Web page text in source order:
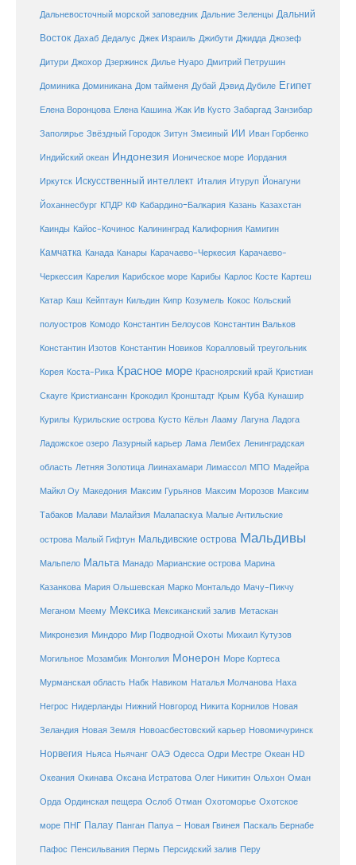
Дальневосточный морской заповедник Дальние Зеленцы Дальний
Восток Дахаб Дедалус Джек Израиль Джибути Джидда Джозеф
Дитури Джохор Дзержинск Дилье Нуаро Дмитрий Петрушин
Доминика Доминикана Дом тайменя Дубай Дэвид Дубиле Египет
Елена Воронцова Елена Кашина Жак Ив Кусто Забаргад Занзибар
Заполярье Звёздный Городок Зитун Змеиный ИИ Иван Горбенко
Индийский океан Индонезия Ионическое море Иордания
Иркутск Искусственный интеллект Италия Итуруп Йонагуни
Йоханнесбург КПДР КФ Кабардино-Балкария Казань Казахстан
Каинды Кайос-Кочинос Калининград Калифорния Камигин
Камчатка Канада Канары Карачаево-Черкесия Карачаево-
Черкессия Карелия Карибское море Карибы Карлос Косте Картеш
Катар Каш Кейптаун Кильдин Кипр Козумель Кокос Кольский
полуостров Комодо Константин Белоусов Константин Вальков
Константин Изотов Константин Новиков Коралловый треугольник
Корея Коста-Рика Красное море Красноярский край Кристиан
Скауге Кристиансанн Крокодил Кронштадт Крым Куба Кунашир
Курилы Курильские острова Кусто Кёльн Лааму Лагуна Ладога
Ладожское озеро Лазурный карьер Лама Лембех Ленинградская
область Летняя Золотица Лиинахамари Лимассол МПО Мадейра
Майкл Оу Македония Максим Гурьянов Максим Морозов Максим
Табаков Малави Малайзия Малапаскуа Малые Антильские
острова Малый Гифтун Мальдивские острова Мальдивы
Мальпело Мальта Манадо Марианские острова Марина
Казанкова Мария Ольшевская Марко Монтальдо Мачу-Пикчу
Меганом Меему Мексика Мексиканский залив Метаскан
Микронезия Миндоро Мир Подводной Охоты Михаил Кутузов
Могильное Мозамбик Монголия Монерон Море Кортеса
Мурманская область Набк Навиком Наталья Молчанова Наха
Негрос Нидерланды Нижний Новгород Никита Корнилов Новая
Зеландия Новая Земля Новоасбестовский карьер Новомичуринск
Норвегия Ньяса Ньячанг ОАЭ Одесса Одри Местре Океан HD
Океания Окинава Оксана Истратова Олег Никитин Ольхон Оман
Орда Ординская пещера Ослоб Отман Охотоморье Охотское
море ПНГ Палау Панган Папуа – Новая Гвинея Паскаль Бернабе
Пафос Пенсильвания Пермь Персидский залив Перу